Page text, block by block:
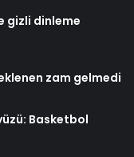
gizli dinleme
zam gelmedi
Basketbol